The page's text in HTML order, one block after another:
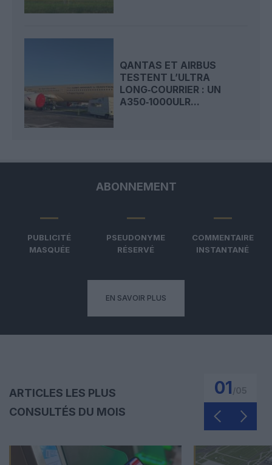
QANTAS ET AIRBUS
TESTENT L’ULTRA
LONG‑COURRIER : UN
A350‑1000ULR...
ABONNEMENT
PUBLICITÉ
MASQUÉE
PSEUDONYME
RÉSERVÉ
COMMENTAIRE
INSTANTANÉ
EN SAVOIR PLUS
ARTICLES LES PLUS
CONSULTÉS DU MOIS
01